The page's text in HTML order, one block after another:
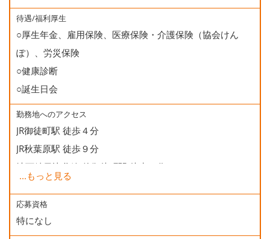
待遇/福利厚生
○厚生年金、雇用保険、医療保険・介護保険（協会けん
ぽ）、労災保険
○健康診断
○誕生日会
勤務地へのアクセス
JR御徒町駅 徒歩４分
JR秋葉原駅 徒歩９分
地下鉄日比谷線 仲御徒町駅 徒歩２分
地下鉄銀座線 末広町駅 徒歩５分
地下鉄大江戸線 上野御徒町駅 徒歩５分
...もっと見る
応募資格
特になし